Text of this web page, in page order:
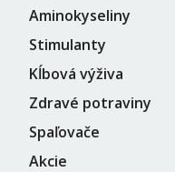
Aminokyseliny
Stimulanty
Kĺbová výživa
Zdravé potraviny
Spaľovače
Akcie